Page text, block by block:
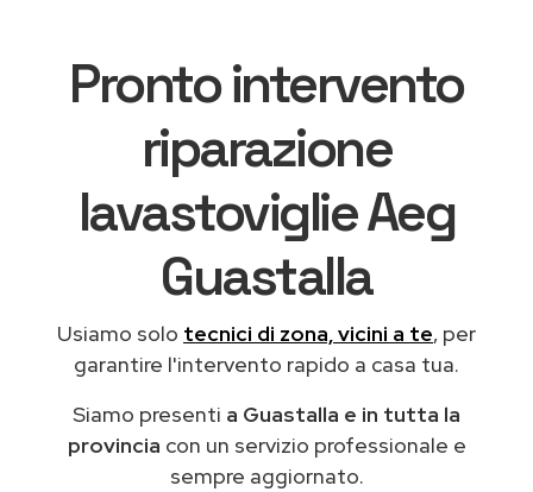
Pronto intervento
riparazione
lavastoviglie Aeg
Guastalla
Usiamo solo tecnici di zona, vicini a te, per
garantire l'intervento rapido a casa tua.
Siamo presenti a Guastalla e in tutta la
provincia con un servizio professionale e
sempre aggiornato.